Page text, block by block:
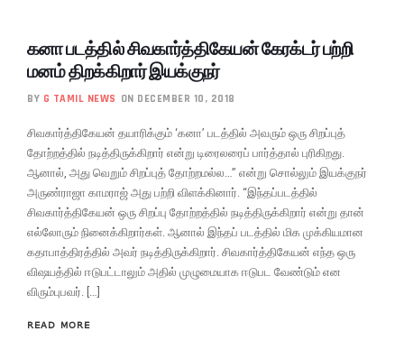
கனா படத்தில் சிவகார்த்திகேயன் கேரக்டர் பற்றி
மனம் திறக்கிறார் இயக்குநர்
BY G TAMIL NEWS ON DECEMBER 10, 2018
சிவகார்த்திகேயன் தயாரிக்கும் ‘கனா’ படத்தில் அவரும் ஒரு சிறப்புத்
தோற்றத்தில் நடித்திருக்கிறார் என்று டிரைலரைப் பார்த்தால் புரிகிறது.
ஆனால், அது வெறும் சிறப்புத் தோற்றமல்ல…” என்று சொல்லும் இயக்குநர்
அருண்ராஜா காமராஜ் அது பற்றி விளக்கினார். “இந்தப்படத்தில்
சிவகார்த்திகேயன் ஒரு சிறப்பு தோற்றத்தில் நடித்திருக்கிறார் என்று தான்
எல்லோரும் நினைக்கிறார்கள். ஆனால் இந்தப் படத்தில் மிக முக்கியமான
கதாபாத்திரத்தில் அவர் நடித்திருக்கிறார். சிவகார்த்திகேயன் எந்த ஒரு
விஷயத்தில் ஈடுபட்டாலும் அதில் முழுமையாக ஈடுபட வேண்டும் என
விரும்புபவர். […]
READ MORE